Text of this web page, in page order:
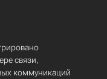
связи,
коммуникаций